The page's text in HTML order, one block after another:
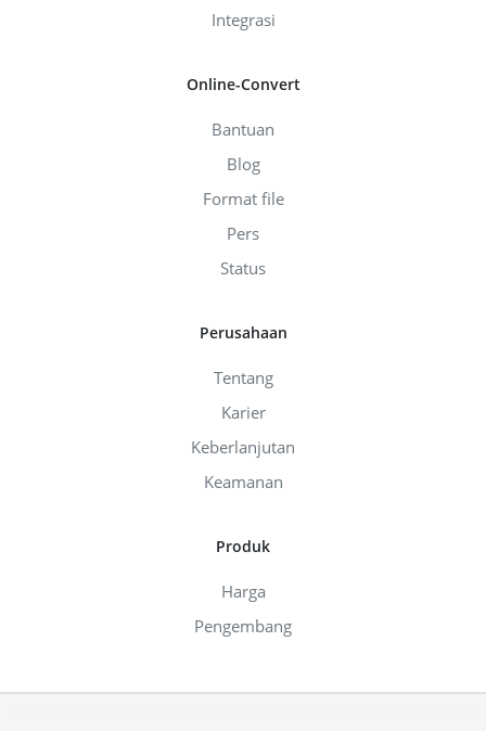
Integrasi
Online-Convert
Bantuan
Blog
Format file
Pers
Status
Perusahaan
Tentang
Karier
Keberlanjutan
Keamanan
Produk
Harga
Pengembang